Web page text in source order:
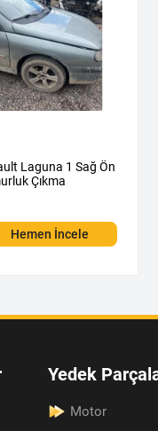
Laguna 1 Sağ Ön
Çıkma
Hemen İncele
Yedek
Motor